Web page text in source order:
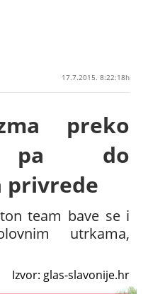
17.7.2015. 8:22:18h
preko
pa do
privrede
team bave se i
utrkama,
Izvor: glas-slavonije.hr